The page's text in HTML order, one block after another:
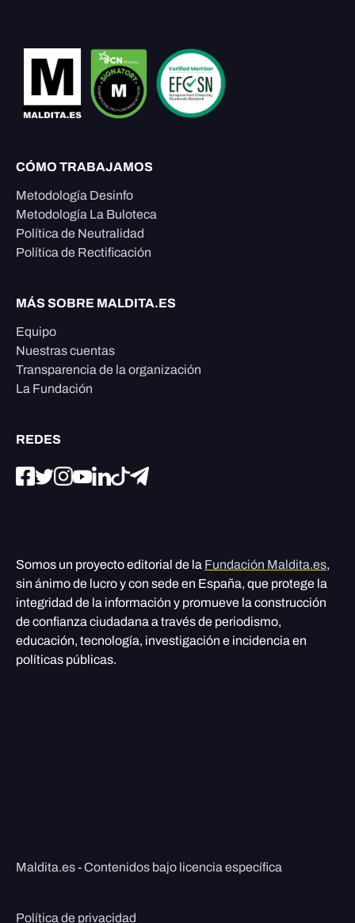
CÓMO TRABAJAMOS
Metodología Desinfo
Metodología La Buloteca
Política de Neutralidad
Política de Rectificación
MÁS SOBRE MALDITA.ES
Equipo
Nuestras cuentas
Transparencia de la organización
La Fundación
REDES
Somos un proyecto editorial de la Fundación Maldita.es,
sin ánimo de lucro y con sede en España, que protege la
integridad de la información y promueve la construcción
de confianza ciudadana a través de periodismo,
educación, tecnología, investigación e incidencia en
políticas públicas.
Maldita.es - Contenidos bajo licencia específica
Política de privacidad